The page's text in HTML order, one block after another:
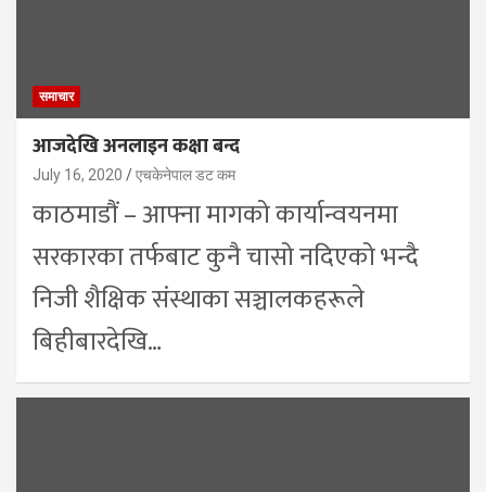
समाचार
आजदेखि अनलाइन कक्षा बन्द
July 16, 2020 एचकेनेपाल डट कम
काठमाडौं – आफ्ना मागको कार्यान्वयनमा
सरकारका तर्फबाट कुनै चासो नदिएको भन्दै
निजी शैक्षिक संस्थाका सञ्चालकहरूले
बिहीबारदेखि…